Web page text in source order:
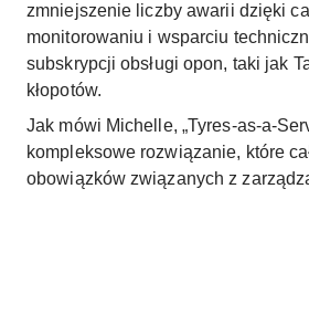
zmniejszenie liczby awarii dzięki
monitorowaniu i wsparciu
subskrypcji obsługi opon, taki jak
kłopotów.
Jak mówi Michelle, „Tyres-as-a-
kompleksowe rozwiązanie, które
obowiązków związanych z